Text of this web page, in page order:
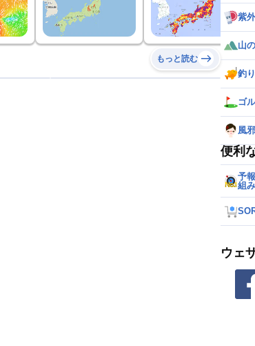
もっと読む
紫
山
釣
ゴ
風
便利
予
組み
ウェ